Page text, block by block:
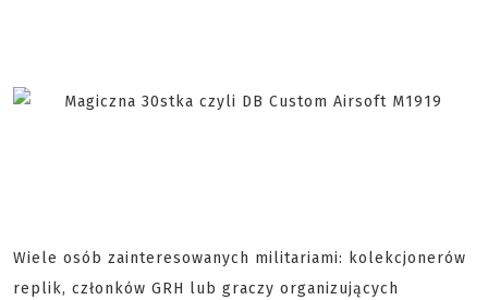
Wiele osób zainteresowanych militariami: kolekcjonerów
replik, członków GRH lub graczy organizujących